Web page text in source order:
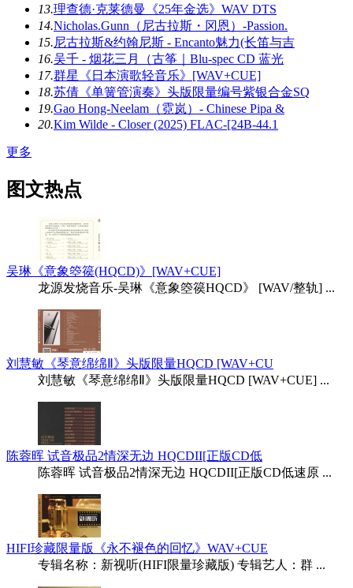
13.理查德·克莱德曼《25年金选》WAV DTS
14.Nicholas.Gunn（尼古拉斯・冈恩）-Passion.
15.尼古拉斯&约翰尼斯 - Encanto魅力(长笛与吉
16.吴千 - 烟花三月（古筝｜Blu-spec CD 蓝光
17.群星《日本演歌轻音乐》[WAV+CUE]
18.苏倩《单簧管演奏》头版限量编号紫银合金SQ
19.Gao Hong-Neelam（霓岚）- Chinese Pipa &
20.Kim Wilde - Closer (2025) FLAC-[24B-44.1
更多
图文热点
吴琳《意象箜篌(HQCD)》[WAV+CUE]
龙源发烧音乐-吴琳《意象箜篌HQCD》 [WAV/整轨] ...
刘慧敏《琴意绵绵Ⅱ》头版限量HQCD [WAV+CU
刘慧敏《琴意绵绵Ⅱ》头版限量HQCD [WAV+CUE] ...
陈蓉晖 试音极品2情深无边 HQCDII[正版CD低
陈蓉晖 试音极品2情深无边 HQCDII[正版CD低速原 ...
HIFI珍藏限量版《永不褪色的回忆》WAV+CUE
专辑名称：新视听(HIFI限量珍藏版) 专辑艺人：群 ...